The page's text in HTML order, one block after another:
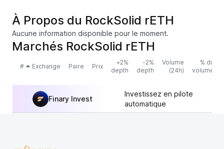
À Propos du RockSolid rETH
Aucune information disponible pour le moment.
Marchés RockSolid rETH
# Exchange Paire Prix
+2%
depth
-2%
depth
Volume
(24h)
% du
volume
Finary Invest
Investissez en pilote
automatique